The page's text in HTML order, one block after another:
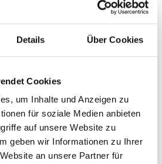
Details Über Cookies
Cookies
um Inhalte und Anzeigen zu
für soziale Medien anbieten
auf unsere Website zu
geben wir Informationen zu Ihrer
an unsere Partner für
über unsere
Online-
erfolgt ausschließlich über die
ÖFFNUNGSZEITEN